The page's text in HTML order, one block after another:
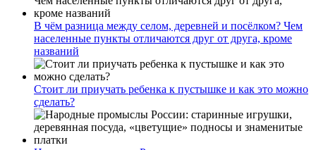
В чём разница между селом, деревней и посёлком? Чем
населенные пункты отличаются друг от друга, кроме
названий
Стоит ли приучать ребенка к пустышке и как это можно
сделать?